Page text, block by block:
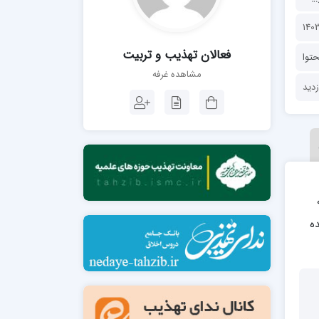
مدرسه فقهی تخصصی امام رضا علیه السلام
مدرسه امام کاظم علیه السلام
مدرسه آخوند (ره) همدان
فعالان تهذیب و تربیت
مشاهده غرفه